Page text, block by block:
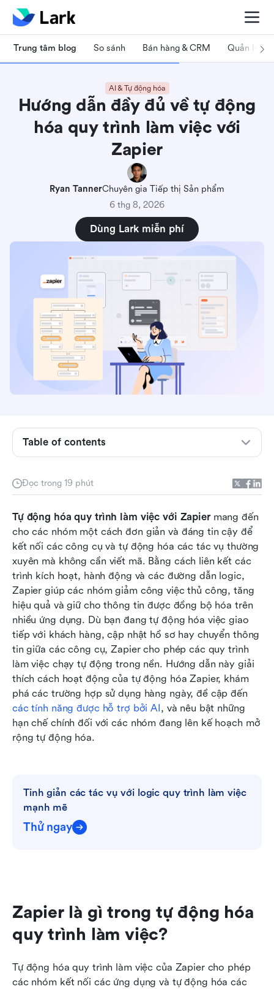
Trung tâm blog So sánh Bán hàng & CRM Quản lý dự
AI & Tự động hóa
Hướng dẫn đầy đủ về tự động
hóa quy trình làm việc với
Zapier
Ryan TannerChuyên gia Tiếp thị Sản phẩm
6 thg 8, 2026
Dùng Lark miễn phí
Đọc trong 19 phút
Tự động hóa quy trình làm việc với Zapier mang đến
cho các nhóm một cách đơn giản và đáng tin cậy để
kết nối các công cụ và tự động hóa các tác vụ thường
xuyên mà không cần viết mã. Bằng cách liên kết các
trình kích hoạt, hành động và các đường dẫn logic,
Zapier giúp các nhóm giảm công việc thủ công, tăng
hiệu quả và giữ cho thông tin được đồng bộ hóa trên
nhiều ứng dụng. Dù bạn đang tự động hóa việc giao
tiếp với khách hàng, cập nhật hồ sơ hay chuyển thông
tin giữa các công cụ, Zapier cho phép các quy trình
làm việc chạy tự động trong nền. Hướng dẫn này giải
thích cách hoạt động của tự động hóa Zapier, khám
các tính năng được hỗ trợ bởi AI, và nêu bật những
hạn chế chính đối với các nhóm đang lên kế hoạch mở
rộng tự động hóa.
Tinh giản các tác vụ với logic quy trình làm việc
mạnh mẽ
Thử ngay
Zapier là gì trong tự động hóa
quy trình làm việc?
Tự động hóa quy trình làm việc của Zapier cho phép
các nhóm kết nối các ứng dụng và tự động hóa các
Table of contents
việc?
Zapier: Hướng dẫn từng bước
tạo ngay hôm nay
Các tính năng tự động hóa quy trình làm việc
bằng AI của Zapier
Hạn chế của tự động hóa quy trình làm việc
Zapier
Phần mềm tự động hóa quy trình làm việc tốt
nhất: Zapier hoặc các công cụ khác?
Kết luận
Câu hỏi thường gặp
Đọc thêm: